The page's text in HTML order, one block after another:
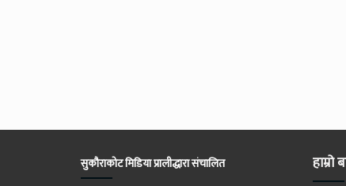
सुकौराकोट मिडिया प्रालीद्धारा संचालित हाम्रो